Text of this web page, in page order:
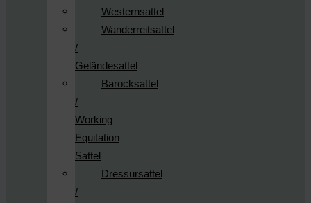
Westernsattel
Wanderreitsattel
/
Geländesattel
Barocksattel
/
Working
Equitation
Sattel
Dressursattel
/